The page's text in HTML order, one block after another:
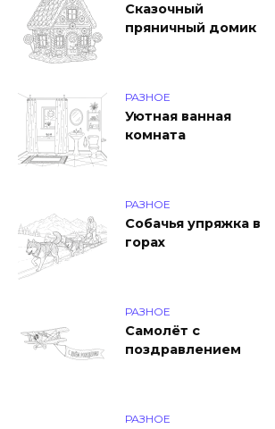
Сказочный
пряничный домик
РАЗНОЕ
Уютная ванная
комната
РАЗНОЕ
Собачья упряжка в
горах
РАЗНОЕ
Самолёт с
поздравлением
РАЗНОЕ